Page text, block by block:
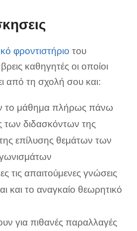
φροντιστήριο του
καθηγητές οι οποίοι
από τη σχολή σου και:
το μάθημα πλήρως πάνω
των διδασκόντων της
επίλυσης θεμάτων των
τις απαιτούμενες γνώσεις
και το αναγκαίο θεωρητικό
για πιθανές παραλλαγές